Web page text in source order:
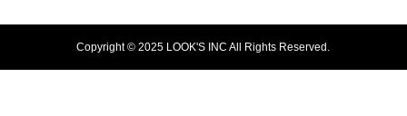
Copyright © 2025 LOOK'S INC All Rights Reserved.